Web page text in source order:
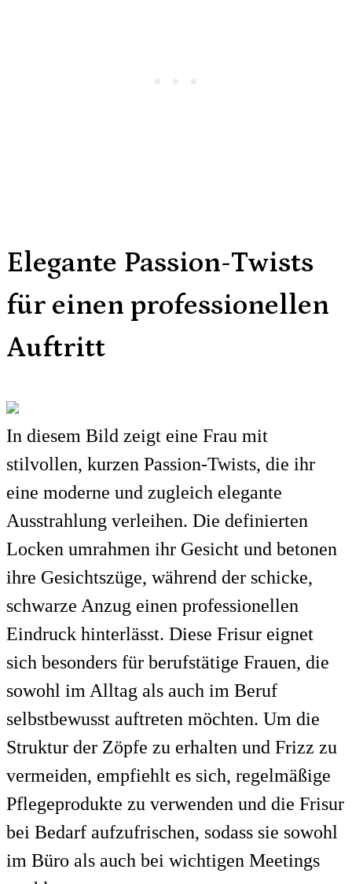
Elegante Passion-Twists
für einen professionellen
Auftritt
In diesem Bild zeigt eine Frau mit
stilvollen, kurzen Passion-Twists, die ihr
eine moderne und zugleich elegante
Ausstrahlung verleihen. Die definierten
Locken umrahmen ihr Gesicht und betonen
ihre Gesichtszüge, während der schicke,
schwarze Anzug einen professionellen
Eindruck hinterlässt. Diese Frisur eignet
sich besonders für berufstätige Frauen, die
sowohl im Alltag als auch im Beruf
selbstbewusst auftreten möchten. Um die
Struktur der Zöpfe zu erhalten und Frizz zu
vermeiden, empfiehlt es sich, regelmäßige
Pflegeprodukte zu verwenden und die Frisur
bei Bedarf aufzufrischen, sodass sie sowohl
im Büro als auch bei wichtigen Meetings